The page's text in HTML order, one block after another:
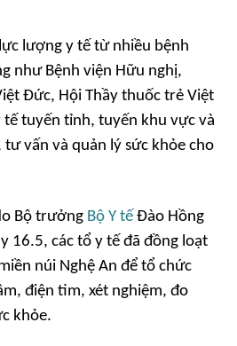
lượng y tế từ nhiều bệnh
như Bệnh viện Hữu nghị,
Đức, Hội Thầy thuốc trẻ Việt
tế tuyến tỉnh, tuyến khu vực và
vấn và quản lý sức khỏe cho
Bộ trưởng Bộ Y tế Đào Hồng
16.5, các tổ y tế đã đồng loạt
núi Nghệ An để tổ chức
điện tim, xét nghiệm, đo
khỏe.